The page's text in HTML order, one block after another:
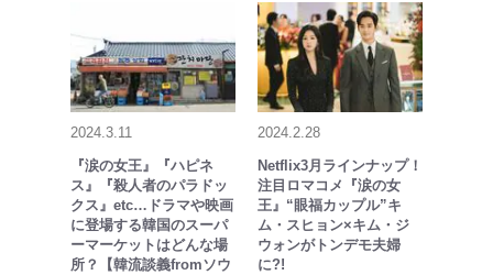
2024.3.11
『涙の女王』『ハピネ
ス』『殺人者のパラドッ
クス』etc…ドラマや映画
に登場する韓国のスーパ
ーマーケットはどんな場
所？【韓流談義fromソウ
2024.2.28
Netflix3月ラインナップ！
注目ロマコメ『涙の女
王』“眼福カップル”キ
ム・スヒョン×キム・ジ
ウォンがトンデモ夫婦
に?!